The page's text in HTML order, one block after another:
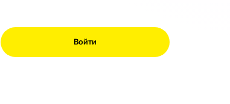
Войти